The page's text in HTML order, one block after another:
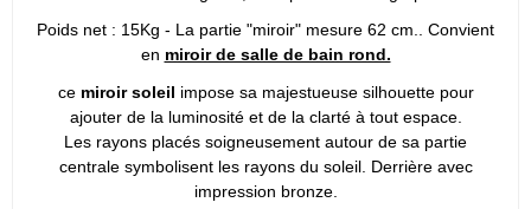
Poids net : 15Kg - La partie "miroir" mesure 62 cm.. Convient
en miroir de salle de bain rond.
ce miroir soleil impose sa majestueuse silhouette pour
ajouter de la luminosité et de la clarté à tout espace.
Les rayons placés soigneusement autour de sa partie
centrale symbolisent les rayons du soleil. Derrière avec
impression bronze.